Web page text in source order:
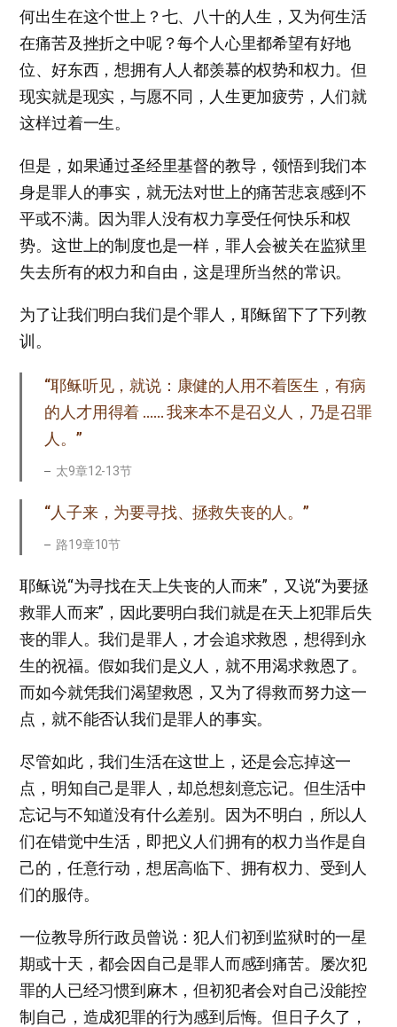
何出生在这个世上？七、八十的人生，又为何生活
在痛苦及挫折之中呢？每个人心里都希望有好地
位、好东西，想拥有人人都羡慕的权势和权力。但
现实就是现实，与愿不同，人生更加疲劳，人们就
这样过着一生。
但是，如果通过圣经里基督的教导，领悟到我们本
身是罪人的事实，就无法对世上的痛苦悲哀感到不
平或不满。因为罪人没有权力享受任何快乐和权
势。这世上的制度也是一样，罪人会被关在监狱里
失去所有的权力和自由，这是理所当然的常识。
为了让我们明白我们是个罪人，耶稣留下了下列教
训。
“耶稣听见，就说：康健的人用不着医生，有病
的人才用得着 …… 我来本不是召义人，乃是召罪
人。”
太9章12-13节
“人子来，为要寻找、拯救失丧的人。”
路19章10节
耶稣说“为寻找在天上失丧的人而来”，又说“为要拯
救罪人而来”，因此要明白我们就是在天上犯罪后失
丧的罪人。我们是罪人，才会追求救恩，想得到永
生的祝福。假如我们是义人，就不用渴求救恩了。
而如今就凭我们渴望救恩，又为了得救而努力这一
点，就不能否认我们是罪人的事实。
尽管如此，我们生活在这世上，还是会忘掉这一
点，明知自己是罪人，却总想刻意忘记。但生活中
忘记与不知道没有什么差别。因为不明白，所以人
们在错觉中生活，即把义人们拥有的权力当作是自
己的，任意行动，想居高临下、拥有权力、受到人
们的服侍。
一位教导所行政员曾说：犯人们初到监狱时的一星
期或十天，都会因自己是罪人而感到痛苦。屡次犯
罪的人已经习惯到麻木，但初犯者会对自己没能控
制自己，造成犯罪的行为感到后悔。但日子久了，